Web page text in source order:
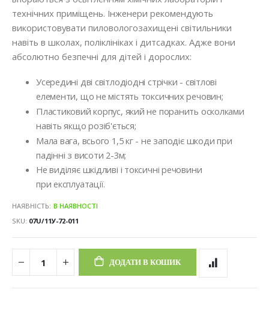
технічних приміщень. Інженери рекомендують
використовувати пиловологозахищені світильники
навіть в школах, поліклініках і дитсадках. Адже вони
абсолютно безпечні для дітей і дорослих:
Усередині дві світлодіодні стрічки - світлові
елементи, що не містять токсичних речовин;
Пластиковий корпус, який не поранить осколками
навіть якщо розіб'ється;
Мала вага, всього 1,5 кг - не заподіє шкоди при
падінні з висоти 2-3м;
Не виділяє шкідливі і токсичні речовини
при експлуатації.
НАЯВНІСТЬ: В НАЯВНОСТІ
SKU 07U/11У-72-011
ДОДАТИ В КОШИК